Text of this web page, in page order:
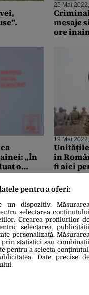
25 Mai
mesaje
ore
„În
o
19 Mai
Unitățile
în
fi aici
pentru a oferi:
un dispozitiv. Măsurarea
selectarea conținutului
Crearea profilurilor
selectarea publicității
personalizată. Măsurarea
statistici sau combinații
pentru a selecta conținutul.
Date precise